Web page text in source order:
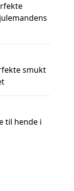
smukt
til hende i